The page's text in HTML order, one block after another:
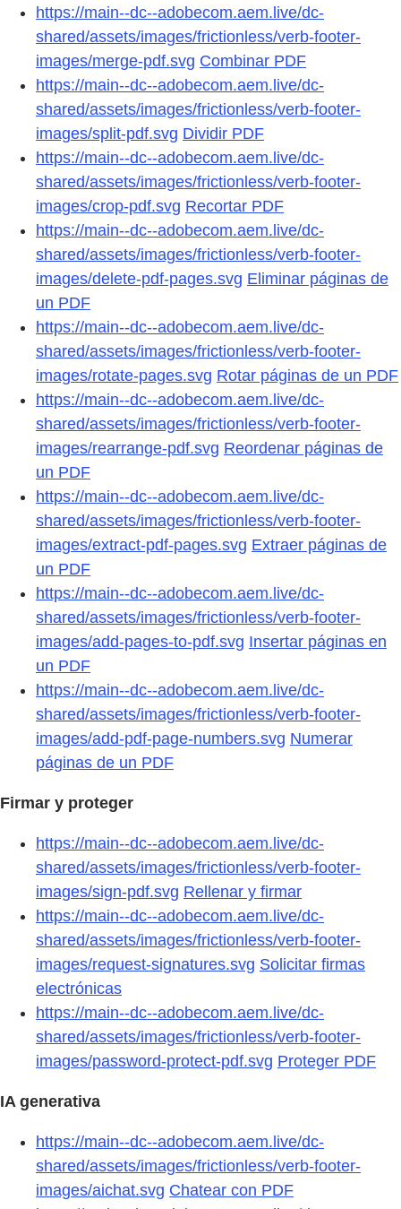
https://main--dc--adobecom.aem.live/dc-
shared/assets/images/frictionless/verb-footer-
images/merge-pdf.svg Combinar PDF
https://main--dc--adobecom.aem.live/dc-
shared/assets/images/frictionless/verb-footer-
images/split-pdf.svg Dividir PDF
https://main--dc--adobecom.aem.live/dc-
shared/assets/images/frictionless/verb-footer-
images/crop-pdf.svg Recortar PDF
https://main--dc--adobecom.aem.live/dc-
shared/assets/images/frictionless/verb-footer-
images/delete-pdf-pages.svg Eliminar páginas de
un PDF
https://main--dc--adobecom.aem.live/dc-
shared/assets/images/frictionless/verb-footer-
images/rotate-pages.svg Rotar páginas de un PDF
https://main--dc--adobecom.aem.live/dc-
shared/assets/images/frictionless/verb-footer-
images/rearrange-pdf.svg Reordenar páginas de
un PDF
https://main--dc--adobecom.aem.live/dc-
shared/assets/images/frictionless/verb-footer-
images/extract-pdf-pages.svg Extraer páginas de
un PDF
https://main--dc--adobecom.aem.live/dc-
shared/assets/images/frictionless/verb-footer-
images/add-pages-to-pdf.svg Insertar páginas en
un PDF
https://main--dc--adobecom.aem.live/dc-
shared/assets/images/frictionless/verb-footer-
images/add-pdf-page-numbers.svg Numerar
páginas de un PDF
Firmar y proteger
https://main--dc--adobecom.aem.live/dc-
shared/assets/images/frictionless/verb-footer-
images/sign-pdf.svg Rellenar y firmar
https://main--dc--adobecom.aem.live/dc-
shared/assets/images/frictionless/verb-footer-
images/request-signatures.svg Solicitar firmas
electrónicas
https://main--dc--adobecom.aem.live/dc-
shared/assets/images/frictionless/verb-footer-
images/password-protect-pdf.svg Proteger PDF
IA generativa
https://main--dc--adobecom.aem.live/dc-
shared/assets/images/frictionless/verb-footer-
images/aichat.svg Chatear con PDF